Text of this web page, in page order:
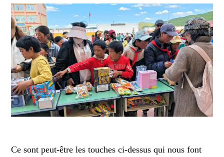
Ce sont peut-être les touches ci-dessus qui nous font